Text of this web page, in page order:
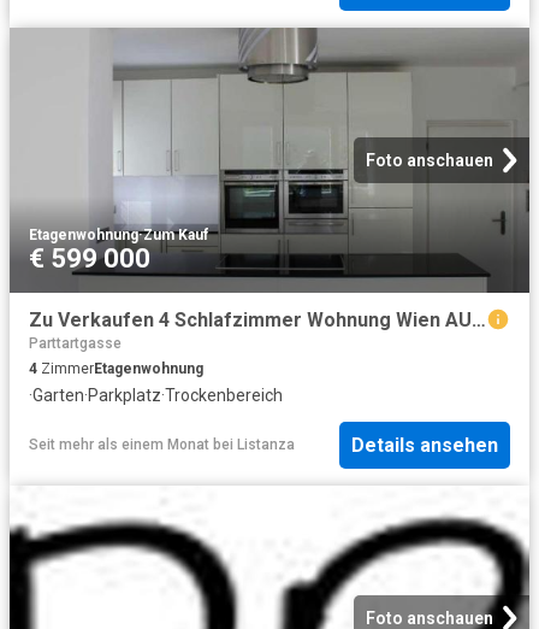
Foto anschauen
Etagenwohnung·Zum Kauf
€ 599 000
Zu Verkaufen 4 Schlafzimmer Wohnung Wien AUT DS99792194
Parttartgasse
4 ZimmerEtagenwohnung
·Garten·Parkplatz·Trockenbereich
Seit mehr als einem Monat bei Listanza Details ansehen
Foto anschauen